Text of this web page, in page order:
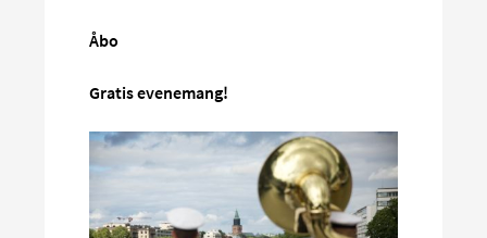
Åbo
Gratis evenemang!